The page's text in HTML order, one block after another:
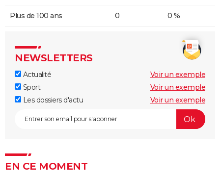
Plus de 100 ans 0 0 %
NEWSLETTERS
Actualité
Voir un exemple
Sport
Voir un exemple
Les dossiers d'actu
Voir un exemple
EN CE MOMENT